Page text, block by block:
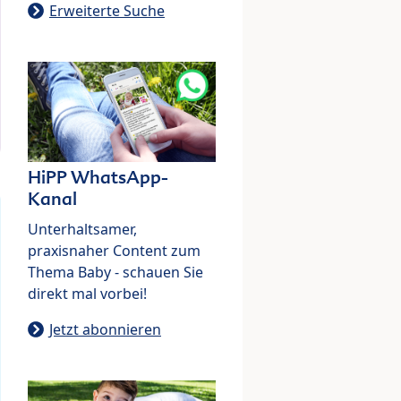
Erweiterte Suche
HiPP WhatsApp-
Kanal
Unterhaltsamer,
praxisnaher Content zum
Thema Baby - schauen Sie
direkt mal vorbei!
Jetzt abonnieren